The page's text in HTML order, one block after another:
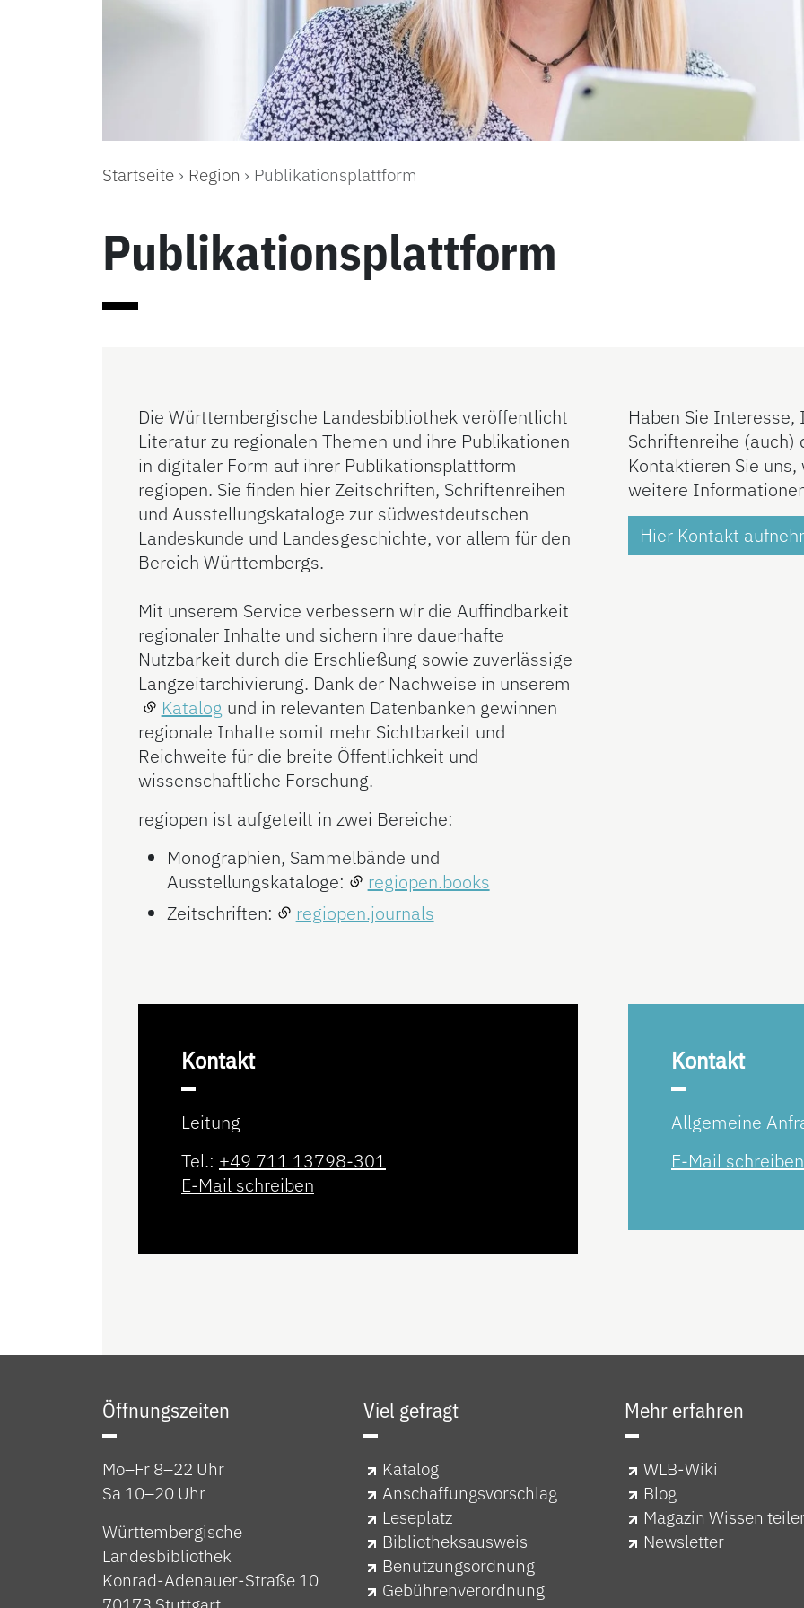
Startseite Region Publikationsplattform
Publikationsplattform
Die Württembergische Landesbibliothek veröffentlicht
Literatur zu regionalen Themen und ihre Publikationen
in digitaler Form auf ihrer Publikationsplattform
regiopen. Sie finden hier Zeitschriften, Schriftenreihen
und Ausstellungskataloge zur südwestdeutschen
Landeskunde und Landesgeschichte, vor allem für den
Bereich Württembergs.
Mit unserem Service verbessern wir die Auffindbarkeit
regionaler Inhalte und sichern ihre dauerhafte
Nutzbarkeit durch die Erschließung sowie zuverlässige
Langzeitarchivierung. Dank der Nachweise in unserem
Katalog und in relevanten Datenbanken gewinnen
regionale Inhalte somit mehr Sichtbarkeit und
Reichweite für die breite Öffentlichkeit und
wissenschaftliche Forschung.
regiopen ist aufgeteilt in zwei Bereiche:
Monographien, Sammelbände und
Ausstellungskataloge:
regiopen.books
Zeitschriften:
regiopen.journals
Haben Sie
Schriftenreihe (auch)
Kontaktieren Sie
weitere
Hier Kontakt
Kontakt
Leitung
Tel.: +49 711 13798-301
E-Mail schreiben
Kontakt
Allgemeine
E-Mail schreiben
Öffnungszeiten
Mo–Fr 8–22 Uhr
Sa 10–20 Uhr
Württembergische
Landesbibliothek
Konrad-Adenauer-Straße 10
Viel gefragt
Katalog
Anschaffungsvorschlag
Leseplatz
Bibliotheksausweis
Benutzungsordnung
Gebührenverordnung
Mehr erfahren
WLB-Wiki
Blog
Magazin Wissen
Newsletter